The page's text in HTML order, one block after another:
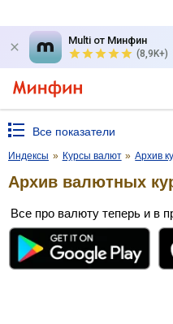
Multi от Минфин
(8,9K+)
Все показатели
Индексы » Курсы валют » Архив
Архив валютных
Все про валюту теперь и в